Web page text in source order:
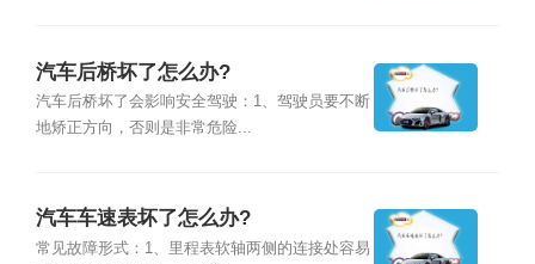
汽车后桥坏了怎么办?
汽车后桥坏了会影响安全驾驶：1、驾驶员要不断
地矫正方向，否则是非常危险...
汽车车速表坏了怎么办?
常见故障形式：1、里程表软轴两侧的连接处容易